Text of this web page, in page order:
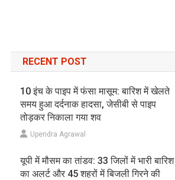
RECENT POST
10 इंच के पाइप में फंसा मासूम: बारिश में खेलते
समय हुआ दर्दनाक हादसा, जेसीबी से पाइप
तोड़कर निकाला गया शव
Upendra Agrawal
यूपी में मौसम का तांडव: 33 जिलों में भारी बारिश
का अलर्ट और 45 शहरों में बिजली गिरने की